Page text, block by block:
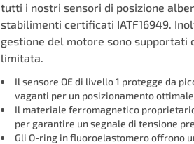
tutti i nostri sensori di posizione
stabilimenti certificati IATF16949.
gestione del motore sono supportati
limitata.
Il sensore OE di livello 1 protegge da
vaganti per un posizionamento
Il materiale ferromagnetico
per garantire un segnale di tensione
Gli O-ring in fluoroelastomero offrono